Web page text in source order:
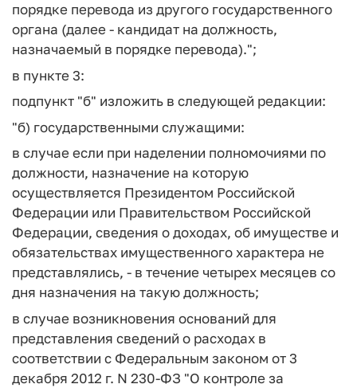
порядке перевода из другого государственного
органа (далее - кандидат на должность,
назначаемый в порядке перевода).";
в пункте 3:
подпункт "б" изложить в следующей редакции:
"б) государственными служащими:
в случае если при наделении полномочиями по
должности, назначение на которую
осуществляется Президентом Российской
Федерации или Правительством Российской
Федерации, сведения о доходах, об имуществе и
обязательствах имущественного характера не
представлялись, - в течение четырех месяцев со
дня назначения на такую должность;
в случае возникновения оснований для
представления сведений о расходах в
соответствии с Федеральным законом от 3
декабря 2012 г. N 230-ФЗ "О контроле за